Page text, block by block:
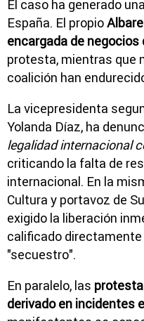
El caso ha generado
España. El propio
encargada de negocios
protesta, mientras que
coalición han
La vicepresidenta
Yolanda Díaz, ha
legalidad internacional
criticando la falta de
internacional. En la
Cultura y portavoz de
exigido la liberación
calificado
"secuestro".
En paralelo, las
derivado en incidentes